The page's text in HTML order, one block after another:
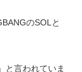
のSOLと
と言われていま